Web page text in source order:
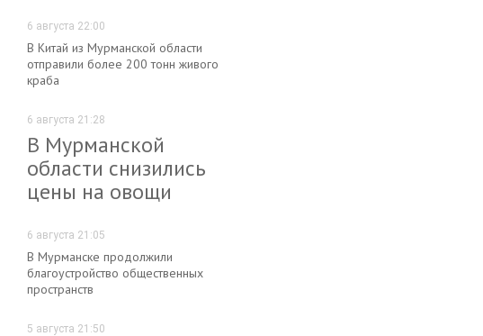
6 августа 22:00
В Китай из Мурманской области
отправили более 200 тонн живого
краба
6 августа 21:28
В Мурманской
области снизились
цены на овощи
6 августа 21:05
В Мурманске продолжили
благоустройство общественных
пространств
5 августа 21:50